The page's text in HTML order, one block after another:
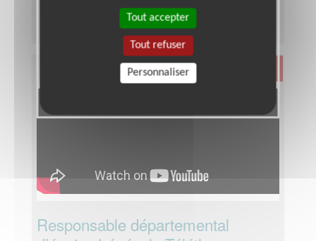
Responsable départemental
Tout accepter
Tout refuser
Personnaliser